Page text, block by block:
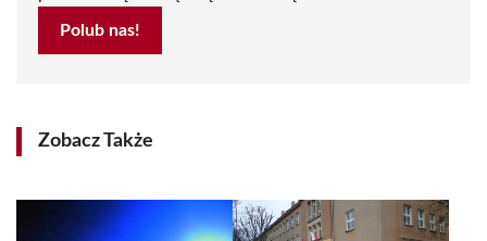
Polub nas!
Zobacz Także